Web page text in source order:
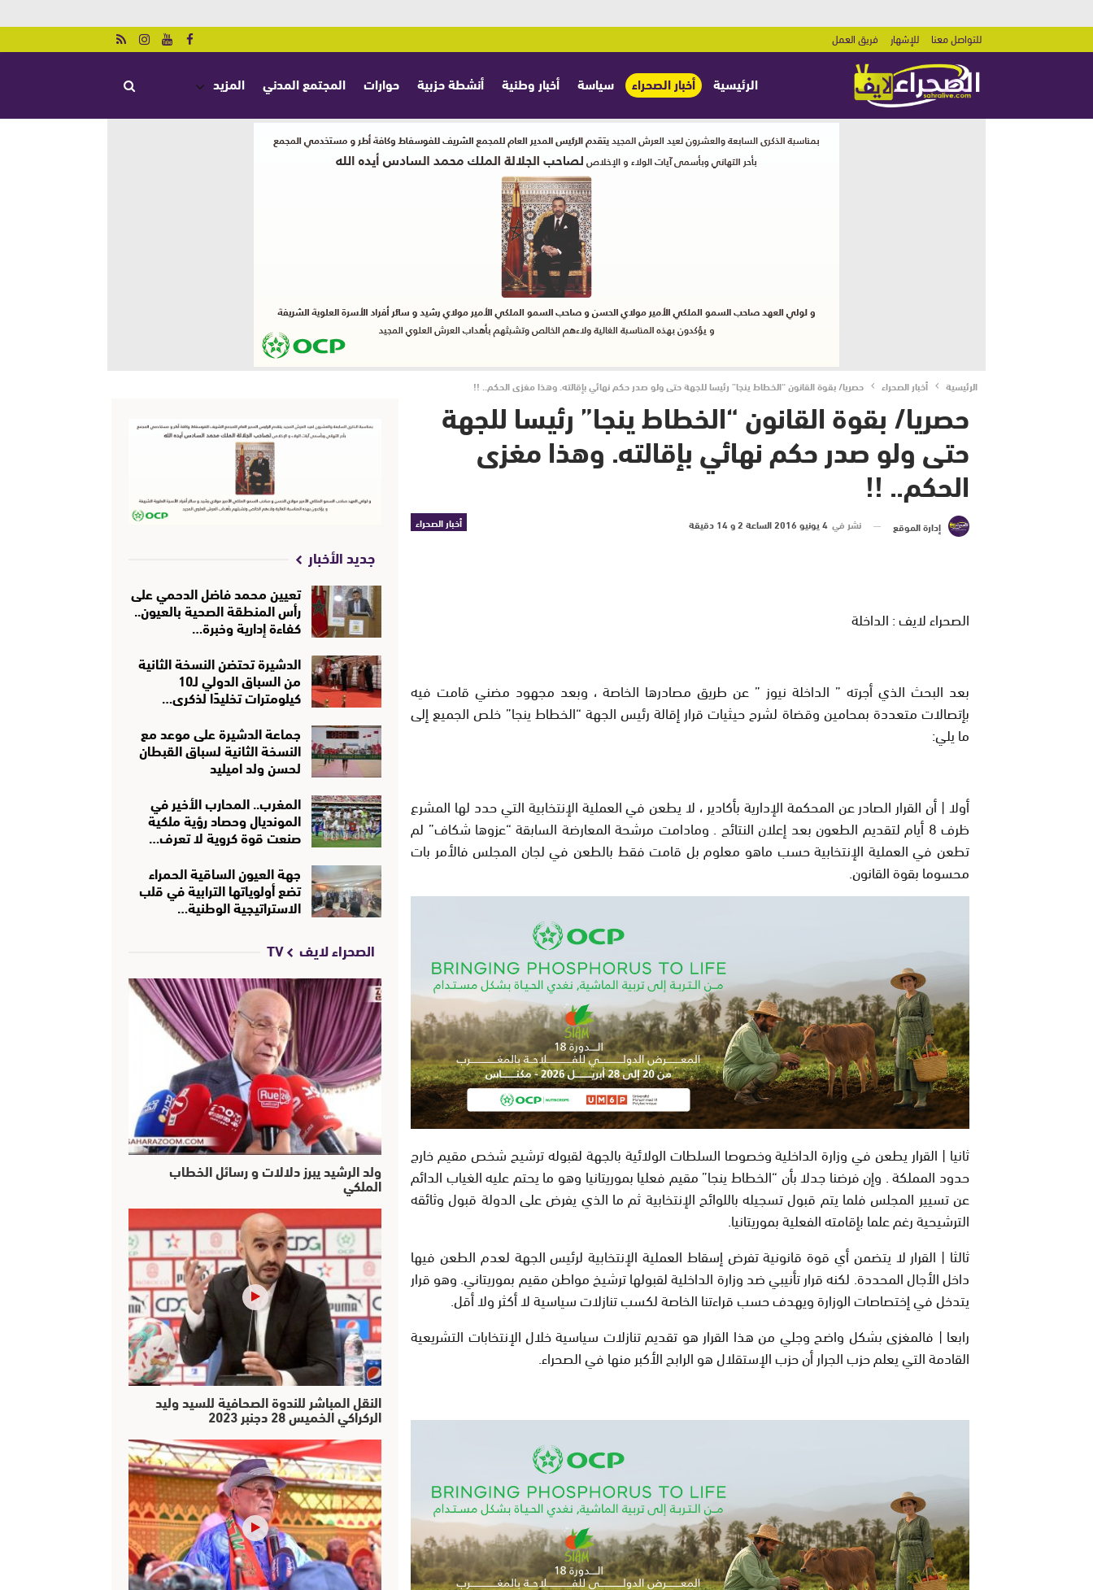
للتواصل معنا للإشهار فريق العمل
الرئيسية أخبار الصحراء سياسة أخبار وطنية أنشطة حزبية حوارات المجتمع المدني المزيد
الرئيسية أخبار الصحراء حصريا/ بقوة القانون “الخطاط ينجا” رئيسا للجهة حتى ولو صدر حكم نهائي بإقالته. وهذا مغزى الحكم.. !!
حصريا/ بقوة القانون “الخطاط ينجا” رئيسا للجهة
حتى ولو صدر حكم نهائي بإقالته. وهذا مغزى
الحكم.. !!
أخبار الصحراء إدارة الموقع نشر في 4 يونيو 2016 الساعة 2 و 14 دقيقة
الصحراء لايف : الداخلة
بعد البحث الذي أجرته ” الداخلة نيوز ” عن طريق مصادرها الخاصة ، وبعد مجهود مضني قامت فيه
بإتصالات متعددة بمحامين وقضاة لشرح حيثيات قرار إقالة رئيس الجهة “الخطاط ينجا” خلص الجميع إلى
ما يلي:
أولا | أن القرار الصادر عن المحكمة الإدارية بأكادير ، لا يطعن في العملية الإنتخابية التي حدد لها المشرع
ظرف 8 أيام لتقديم الطعون بعد إعلان النتائج . ومادامت مرشحة المعارضة السابقة “عزوها شكاف” لم
تطعن في العملية الإنتخابية حسب ماهو معلوم بل قامت فقط بالطعن في لجان المجلس فالأمر بات
محسوما بقوة القانون.
ثانيا | القرار يطعن في وزارة الداخلية وخصوصا السلطات الولائية بالجهة لقبوله ترشيح شخص مقيم خارج
حدود المملكة . وإن فرضنا جدلا بأن “الخطاط ينجا” مقيم فعليا بموريتانيا وهو ما يحتم عليه الغياب الدائم
عن تسيير المجلس فلما يتم قبول تسجيله باللوائح الإنتخابية ثم ما الذي يفرض على الدولة قبول وثائقه
الترشيحية رغم علما بإقامته الفعلية بموريتانيا.
ثالثا | القرار لا يتضمن أي قوة قانونية تفرض إسقاط العملية الإنتخابية لرئيس الجهة لعدم الطعن فيها
داخل الأجال المحددة. لكنه قرار تأنيبي ضد وزارة الداخلية لقبولها ترشيخ مواطن مقيم بموريتاني. وهو قرار
يتدخل في إختصاصات الوزارة ويهدف حسب قراءتنا الخاصة لكسب تنازلات سياسية لا أكثر ولا أقل.
رابعا | فالمغزى بشكل واضح وجلي من هذا القرار هو تقديم تنازلات سياسية خلال الإنتخابات التشريعية
القادمة التي يعلم حزب الجرار أن حزب الإستقلال هو الرابح الأكبر منها في الصحراء.
جديد الأخبار
تعيين محمد فاضل الدحمي على
رأس المنطقة الصحية بالعيون..
كفاءة إدارية وخبرة…
الدشيرة تحتضن النسخة الثانية
من السباق الدولي لـ10
كيلومترات تخليدًا لذكرى…
جماعة الدشيرة على موعد مع
النسخة الثانية لسباق القبطان
لحسن ولد اميليد
المغرب.. المحارب الأخير في
المونديال وحصاد رؤية ملكية
صنعت قوة كروية لا تعرف…
جهة العيون الساقية الحمراء
تضع أولوياتها الترابية في قلب
الاستراتيجية الوطنية…
الصحراء لايف TV
ولد الرشيد يبرز دلالات و رسائل الخطاب
الملكي
النقل المباشر للندوة الصحافية للسيد وليد
الركراكي الخميس 28 دجنبر 2023